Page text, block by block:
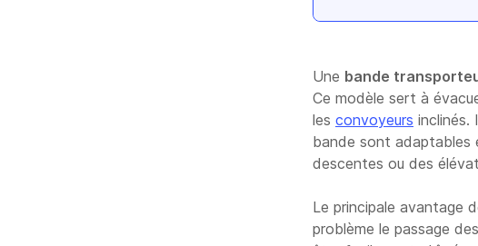
Une bande
Ce modèle sert à
les convoyeurs inclinés.
bande sont adaptables
descentes ou des
Le principale avantage
problème le passage